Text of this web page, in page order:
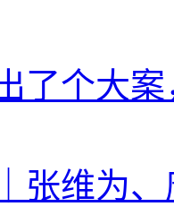
了个大
张维为